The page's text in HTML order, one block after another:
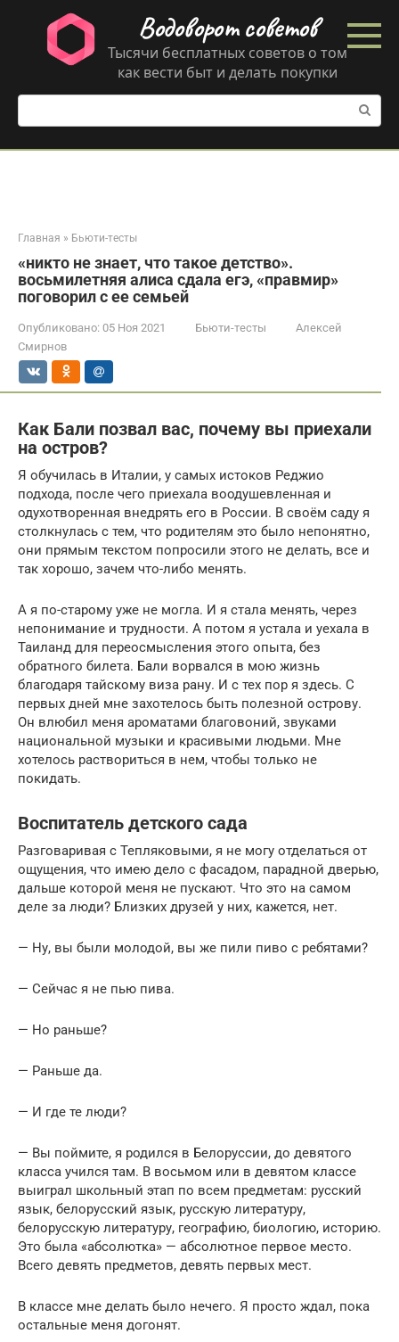
контенту
Водоворот советов
Тысячи бесплатных советов о том
как вести быт и делать покупки
Поиск:
Главная » Бьюти-тесты
«никто не знает, что такое детство».
восьмилетняя алиса сдала егэ, «правмир»
поговорил с ее семьей
Опубликовано: 05 Ноя 2021 Бьюти-тесты
Алексей
Смирнов
Как Бали позвал вас, почему вы приехали
на остров?
Я обучилась в Италии, у самых истоков Реджио
подхода, после чего приехала воодушевленная и
одухотворенная внедрять его в России. В своём саду я
столкнулась с тем, что родителям это было непонятно,
они прямым текстом попросили этого не делать, все и
так хорошо, зачем что-либо менять.
А я по-старому уже не могла. И я стала менять, через
непонимание и трудности. А потом я устала и уехала в
Таиланд для переосмысления этого опыта, без
обратного билета. Бали ворвался в мою жизнь
благодаря тайскому виза рану. И с тех пор я здесь. С
первых дней мне захотелось быть полезной острову.
Он влюбил меня ароматами благовоний, звуками
национальной музыки и красивыми людьми. Мне
хотелось раствориться в нем, чтобы только не
покидать.
Воспитатель детского сада
Разговаривая с Тепляковыми, я не могу отделаться от
ощущения, что имею дело с фасадом, парадной дверью,
дальше которой меня не пускают. Что это на самом
деле за люди? Близких друзей у них, кажется, нет.
— Ну, вы были молодой, вы же пили пиво с ребятами?
— Сейчас я не пью пива.
— Но раньше?
— Раньше да.
— И где те люди?
— Вы поймите, я родился в Белоруссии, до девятого
класса учился там. В восьмом или в девятом классе
выиграл школьный этап по всем предметам: русский
язык, белорусский язык, русскую литературу,
белорусскую литературу, географию, биологию, историю.
Это была «абсолютка» — абсолютное первое место.
Всего девять предметов, девять первых мест.
В классе мне делать было нечего. Я просто ждал, пока
остальные меня догонят.